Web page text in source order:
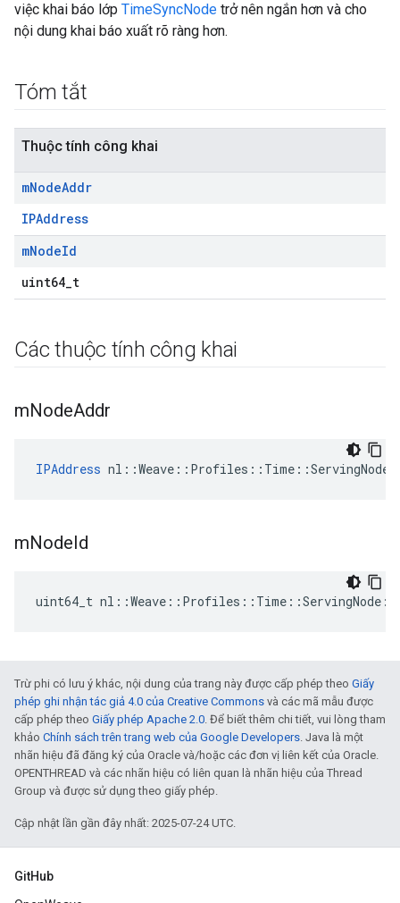
việc khai báo lớp TimeSyncNode trở nên ngắn hơn và cho
nội dung khai báo xuất rõ ràng hơn.
Tóm tắt
Thuộc tính công khai
mNodeAddr
IPAddress
mNodeId
uint64_t
Các thuộc tính công khai
mNodeAddr
IPAddress nl ::Weave :: Profiles :: Time ::ServingNode
mNodeId
uint64_t nl ::Weave :: Profiles :: Time ::ServingNode ::
Trừ phi có lưu ý khác, nội dung của trang này được cấp phép theo Giấy
phép ghi nhận tác giả 4.0 của Creative Commons và các mã mẫu được
cấp phép theo Giấy phép Apache 2.0. Để biết thêm chi tiết, vui lòng tham
khảo Chính sách trên trang web của Google Developers. Java là một
nhãn hiệu đã đăng ký của Oracle và/hoặc các đơn vị liên kết của Oracle.
OPENTHREAD và các nhãn hiệu có liên quan là nhãn hiệu của Thread
Group và được sử dụng theo giấy phép.
Cập nhật lần gần đây nhất: 2025-07-24 UTC.
GitHub